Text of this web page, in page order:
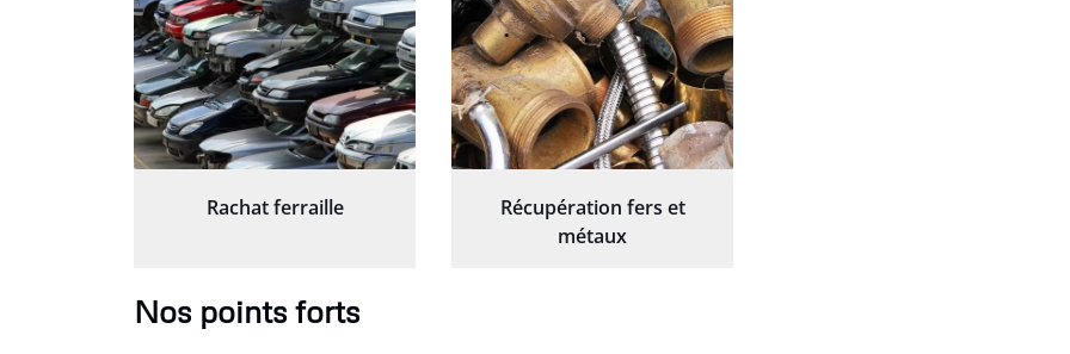
Rachat ferraille
Récupération fers et
métaux
Nos points forts